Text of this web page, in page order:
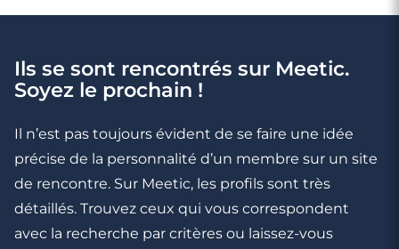
Ils se sont rencontrés sur Meetic.
Soyez le prochain !
Il n’est pas toujours évident de se faire une idée
précise de la personnalité d’un membre sur un site
de rencontre. Sur Meetic, les profils sont très
détaillés. Trouvez ceux qui vous correspondent
avec la recherche par critères ou laissez-vous